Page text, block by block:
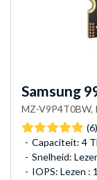
Samsung
MZ-V9P4T0BW,
(6)
Capaciteit: 4
Snelheid:
IOPS: Lezen :